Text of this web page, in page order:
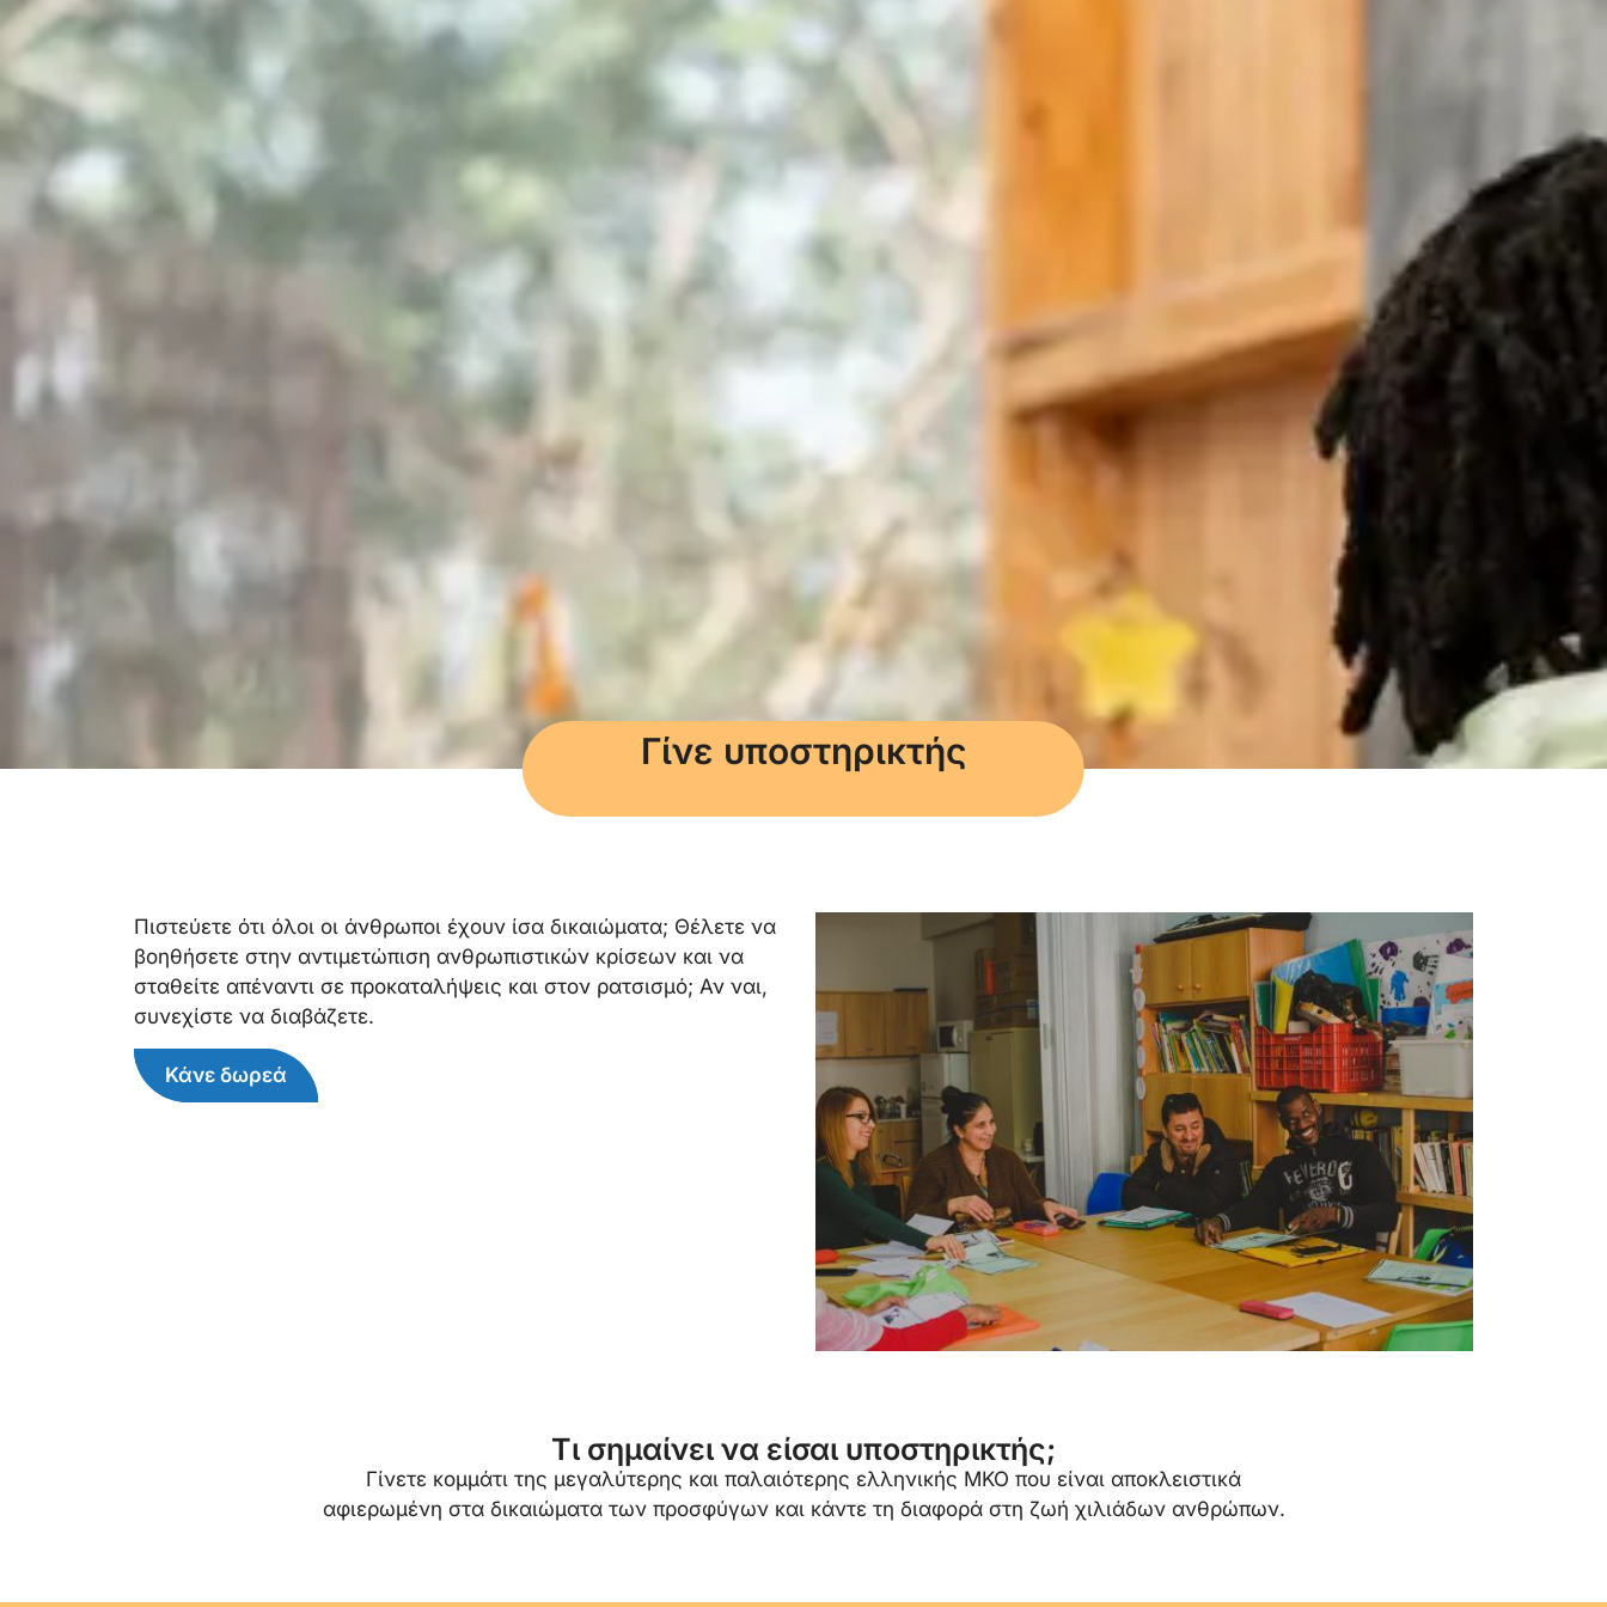
Γίνε υποστηρικτής
Πιστεύετε ότι όλοι οι άνθρωποι έχουν ίσα δικαιώματα; Θέλετε να
βοηθήσετε στην αντιμετώπιση ανθρωπιστικών κρίσεων και να
σταθείτε απέναντι σε προκαταλήψεις και στον ρατσισμό; Αν ναι,
συνεχίστε να διαβάζετε.
Κάνε δωρεά
Τι σημαίνει να είσαι υποστηρικτής;
Γίνετε κομμάτι της μεγαλύτερης και παλαιότερης ελληνικής ΜΚΟ που είναι αποκλειστικά
αφιερωμένη στα δικαιώματα των προσφύγων και κάντε τη διαφορά στη ζωή χιλιάδων ανθρώπων.